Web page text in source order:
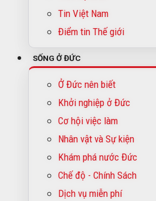
Tin Việt Nam
Điểm tin Thế giới
SỐNG Ở ĐỨC
Ở Đức nên biết
Khởi nghiệp ở Đức
Cơ hội việc làm
Nhân vật và Sự kiện
Khám phá nước Đức
Chế độ - Chính Sách
Dịch vụ miễn phí